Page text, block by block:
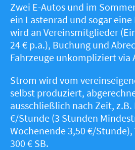
Zwei E-Autos und im
ein Lastenrad und sogar eine
wird an Vereinsmitglieder
24 € p.a.), Buchung und
Fahrzeuge unkompliziert via
Strom wird vom
selbst produziert,
ausschließlich nach Zeit, z.B.
€/Stunde (3 Stunden
Wochenende 3,50 €/
300 € SB.